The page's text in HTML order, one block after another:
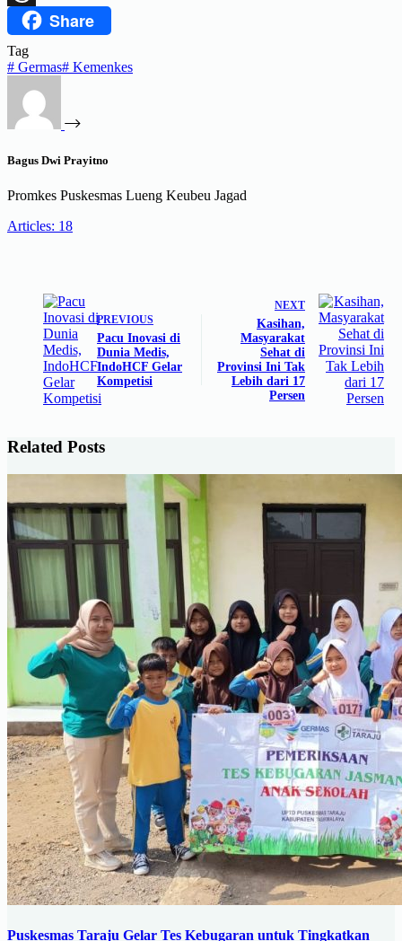
ThreadsShare
Tag
# Germas# Kemenkes
Bagus Dwi Prayitno
Promkes Puskesmas Lueng Keubeu Jagad
Articles: 18
PREVIOUS
Pacu Inovasi di
Dunia Medis,
IndoHCF Gelar
Kompetisi
NEXT
Kasihan,
Masyarakat
Sehat di
Provinsi Ini Tak
Lebih dari 17
Persen
Related Posts
Puskesmas Taraju Gelar Tes Kebugaran untuk Tingkatkan